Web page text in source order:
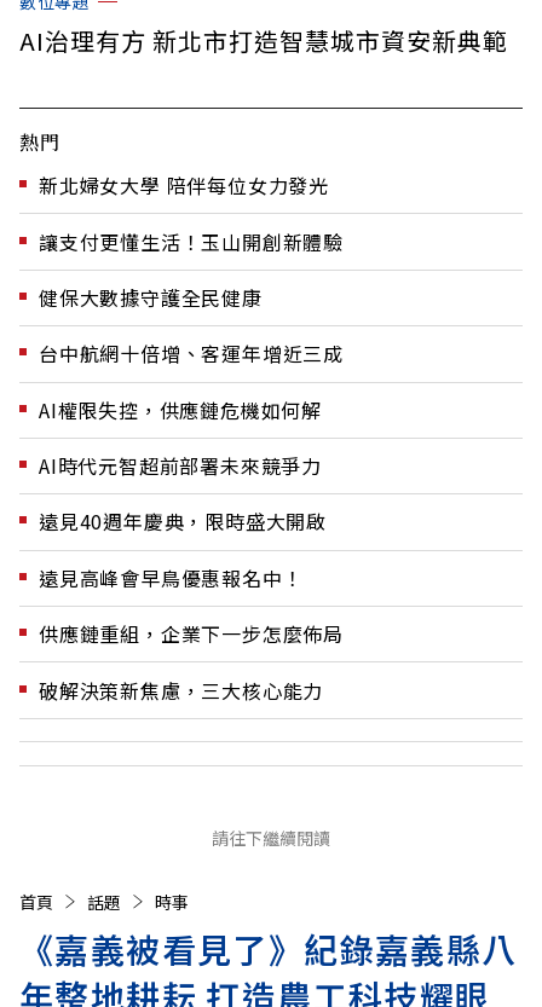
AI治理有方 新北市打造智慧城市資安新典範
熱門
新北婦女大學 陪伴每位女力發光
讓支付更懂生活！玉山開創新體驗
健保大數據守護全民健康
台中航網十倍增、客運年增近三成
AI權限失控，供應鏈危機如何解
AI時代元智超前部署未來競爭力
遠見40週年慶典，限時盛大開啟
遠見高峰會早鳥優惠報名中！
供應鏈重組，企業下一步怎麼佈局
破解決策新焦慮，三大核心能力
請往下繼續閱讀
首頁 話題 時事
《嘉義被看見了》紀錄嘉義縣八
年整地耕耘 打造農工科技耀眼